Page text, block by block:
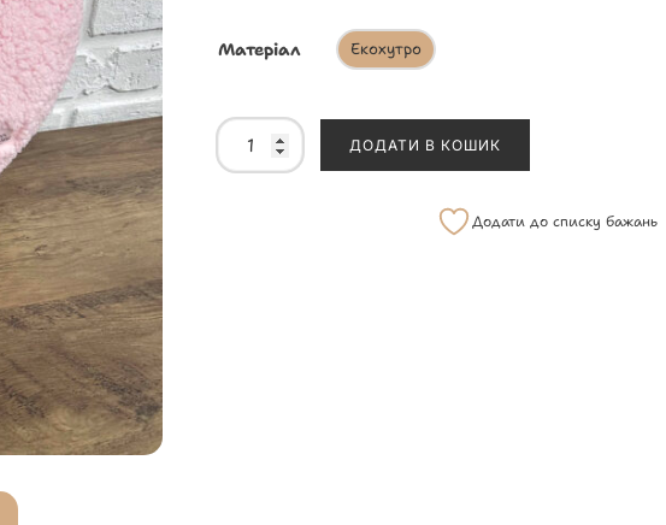
Матеріал Екохутро
ДОДАТИ В КОШИК
Додати до списку бажань